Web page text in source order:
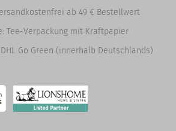
ab 49 € Bestellwert
Tee-Verpackung mit Kraftpapier
Go Green (innerhalb Deutschlands)